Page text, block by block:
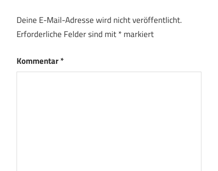
Deine E-Mail-Adresse wird nicht veröffentlicht.
Erforderliche Felder sind mit*markiert
Kommentar*